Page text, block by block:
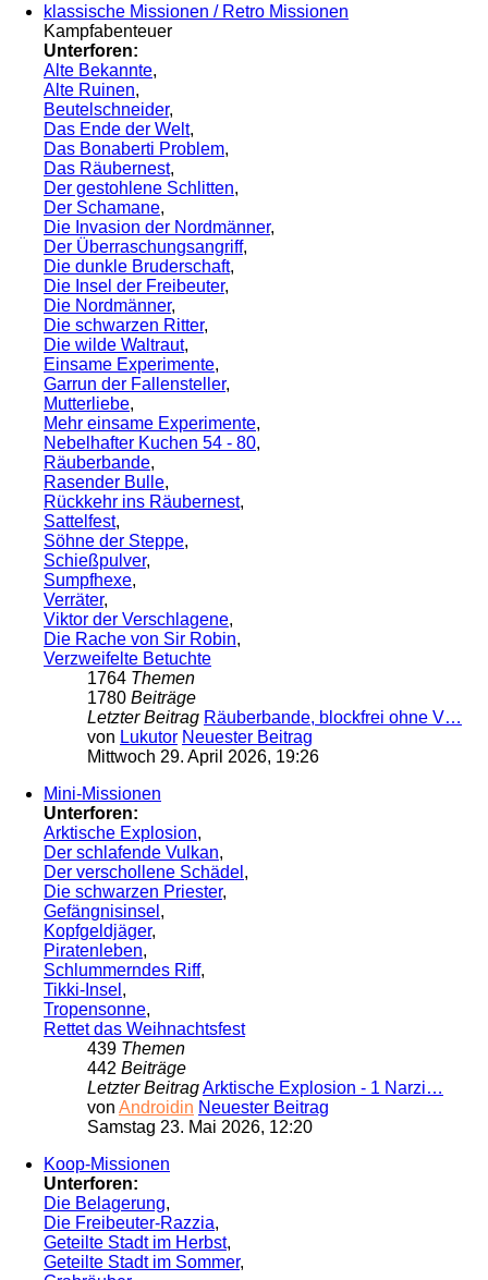
klassische Missionen / Retro Missionen
Kampfabenteuer
Unterforen:
Alte Bekannte,
Alte Ruinen,
Beutelschneider,
Das Ende der Welt,
Das Bonaberti Problem,
Das Räubernest,
Der gestohlene Schlitten,
Der Schamane,
Die Invasion der Nordmänner,
Der Überraschungsangriff,
Die dunkle Bruderschaft,
Die Insel der Freibeuter,
Die Nordmänner,
Die schwarzen Ritter,
Die wilde Waltraut,
Einsame Experimente,
Garrun der Fallensteller,
Mutterliebe,
Mehr einsame Experimente,
Nebelhafter Kuchen 54 - 80,
Räuberbande,
Rasender Bulle,
Rückkehr ins Räubernest,
Sattelfest,
Söhne der Steppe,
Schießpulver,
Sumpfhexe,
Verräter,
Viktor der Verschlagene,
Die Rache von Sir Robin,
Verzweifelte Betuchte
1764 Themen
1780 Beiträge
Letzter Beitrag Räuberbande, blockfrei ohne V…
von Lukutor Neuester Beitrag
Mittwoch 29. April 2026, 19:26
Mini-Missionen
Unterforen:
Arktische Explosion,
Der schlafende Vulkan,
Der verschollene Schädel ,
Die schwarzen Priester,
Gefängnisinsel ,
Kopfgeldjäger,
Piratenleben,
Schlummerndes Riff,
Tikki-Insel ,
Tropensonne,
Rettet das Weihnachtsfest
439 Themen
442 Beiträge
Letzter BeitragArktische Explosion - 1 Narzi…
von Androidin Neuester Beitrag
Samstag 23. Mai 2026, 12:20
Koop-Missionen
Unterforen:
Die Belagerung,
Die Freibeuter-Razzia,
Geteilte Stadt im Herbst,
Geteilte Stadt im Sommer,